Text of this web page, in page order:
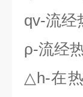
qv-流经
ρ-流经
△h-在